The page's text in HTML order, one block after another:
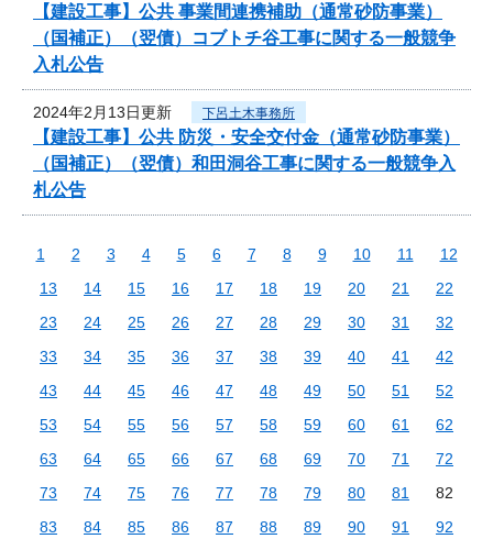
【建設工事】公共 事業間連携補助（通常砂防事業）
（国補正）（翌債）コブトチ谷工事に関する一般競争
入札公告
2024年2月13日更新 下呂土木事務所
【建設工事】公共 防災・安全交付金（通常砂防事業）
（国補正）（翌債）和田洞谷工事に関する一般競争入
札公告
1 2 3 4 5 6 7 8 9 10 11
12
13
14 15 16 17 18 19 20 21
22
23
24 25 26 27 28 29 30 31
32
33
34 35 36 37 38 39 40 41
42
43
44 45 46 47 48 49 50 51
52
53
54 55 56 57 58 59 60 61
62
63
64 65 66 67 68 69 70 71
72
73
74 75 76 77 78 79 80 81
82
83
84 85 86 87 88 89 90 91
92